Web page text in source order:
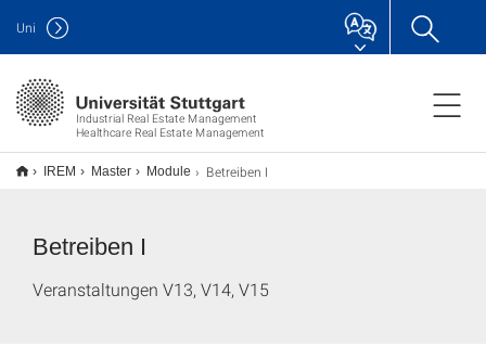
Industrial Real Estate Management
Healthcare Real Estate Management
Uni
IREM Master Module Betreiben I
Betreiben I
Veranstaltungen V13, V14, V15